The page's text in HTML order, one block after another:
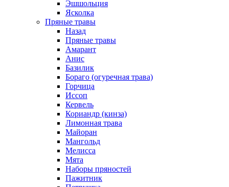
Эшшольция
Ясколка
Пряные травы
Назад
Пряные травы
Амарант
Анис
Базилик
Бораго (огуречная трава)
Горчица
Иссоп
Кервель
Кориандр (кинза)
Лимонная трава
Майоран
Мангольд
Мелисса
Мята
Наборы пряностей
Пажитник